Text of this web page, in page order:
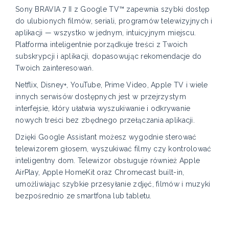
Sony BRAVIA 7 II z Google TV™ zapewnia szybki dostęp
do ulubionych filmów, seriali, programów telewizyjnych i
aplikacji — wszystko w jednym, intuicyjnym miejscu.
Platforma inteligentnie porządkuje treści z Twoich
subskrypcji i aplikacji, dopasowując rekomendacje do
Twoich zainteresowań.
Netflix, Disney+, YouTube, Prime Video, Apple TV i wiele
innych serwisów dostępnych jest w przejrzystym
interfejsie, który ułatwia wyszukiwanie i odkrywanie
nowych treści bez zbędnego przełączania aplikacji.
Dzięki Google Assistant możesz wygodnie sterować
telewizorem głosem, wyszukiwać filmy czy kontrolować
inteligentny dom. Telewizor obsługuje również Apple
AirPlay, Apple HomeKit oraz Chromecast built-in,
umożliwiając szybkie przesyłanie zdjęć, filmów i muzyki
bezpośrednio ze smartfona lub tabletu.